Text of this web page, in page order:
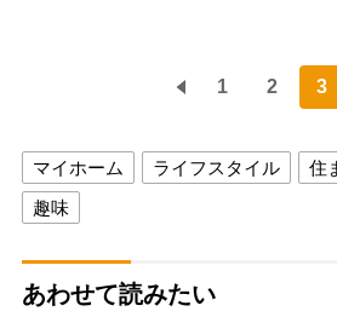
1 2 3
マイホーム ライフスタイル 住
趣味
あわせて読みたい